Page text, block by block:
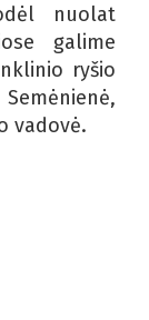
nuolat
galime
ryšio
vadovė.